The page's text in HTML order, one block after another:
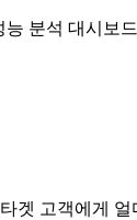
분석 대시보
겟 고객에게